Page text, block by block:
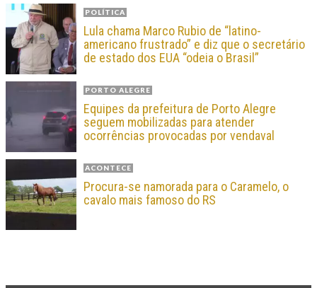
POLÍTICA
Lula chama Marco Rubio de “latino-
americano frustrado” e diz que o secretário
de estado dos EUA “odeia o Brasil”
PORTO ALEGRE
Equipes da prefeitura de Porto Alegre
seguem mobilizadas para atender
ocorrências provocadas por vendaval
ACONTECE
Procura-se namorada para o Caramelo, o
cavalo mais famoso do RS